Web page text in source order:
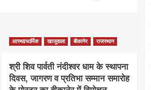
आस्था/धार्मिक खाजूवाला बीकानेर राजस्थान
श्री शिव पार्वती नंदीश्वर धाम के स्थापना
दिवस, जागरण व प्रतिभा सम्मान समारोह